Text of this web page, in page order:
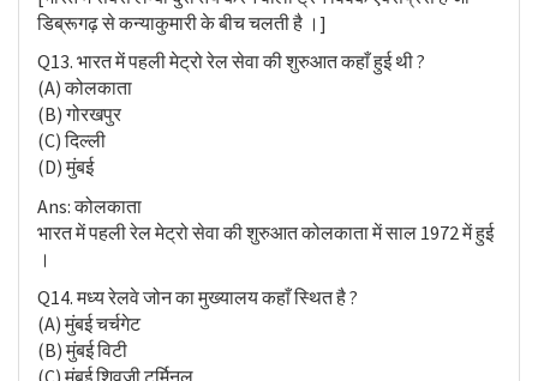
डिब्रूगढ़ से कन्याकुमारी के बीच चलती है ।]
Q13. भारत में पहली मेट्रो रेल सेवा की शुरुआत कहाँ हुई थी ?
(A) कोलकाता
(B) गोरखपुर
(C) दिल्ली
(D) मुंबई
Ans: कोलकाता
भारत में पहली रेल मेट्रो सेवा की शुरुआत कोलकाता में साल 1972 में हुई
।
Q14. मध्य रेलवे जोन का मुख्यालय कहाँ स्थित है ?
(A) मुंबई चर्चगेट
(B) मुंबई विटी
(C) मुंबई शिवजी टर्मिनल